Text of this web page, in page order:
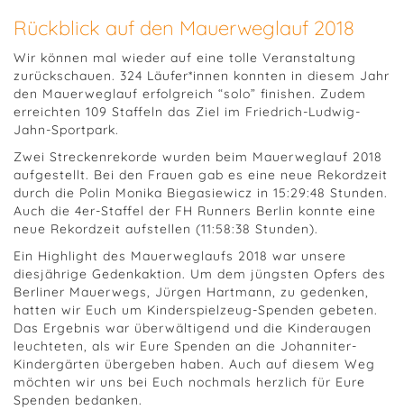
Rückblick auf den Mauerweglauf 2018
Wir können mal wieder auf eine tolle Veranstaltung
zurückschauen. 324 Läufer*innen konnten in diesem Jahr
den Mauerweglauf erfolgreich “solo” finishen. Zudem
erreichten 109 Staffeln das Ziel im Friedrich-Ludwig-
Jahn-Sportpark.
Zwei Streckenrekorde wurden beim Mauerweglauf 2018
aufgestellt. Bei den Frauen gab es eine neue Rekordzeit
durch die Polin Monika Biegasiewicz in 15:29:48 Stunden.
Auch die 4er-Staffel der FH Runners Berlin konnte eine
neue Rekordzeit aufstellen (11:58:38 Stunden).
Ein Highlight des Mauerweglaufs 2018 war unsere
diesjährige Gedenkaktion. Um dem jüngsten Opfers des
Berliner Mauerwegs, Jürgen Hartmann, zu gedenken,
hatten wir Euch um Kinderspielzeug-Spenden gebeten.
Das Ergebnis war überwältigend und die Kinderaugen
leuchteten, als wir Eure Spenden an die Johanniter-
Kindergärten übergeben haben. Auch auf diesem Weg
möchten wir uns bei Euch nochmals herzlich für Eure
Spenden bedanken.